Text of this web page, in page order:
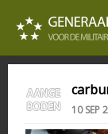
10 SEP